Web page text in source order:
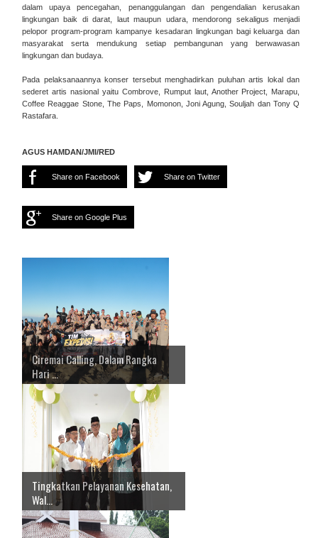
dalam upaya pencegahan, penanggulangan dan pengendalian kerusakan
lingkungan baik di darat, laut maupun udara, mendorong sekaligus menjadi
pelopor program-program kampanye kesadaran lingkungan bagi keluarga dan
masyarakat serta mendukung setiap pembangunan yang berwawasan
lingkungan dan budaya.
Pada pelaksanaannya konser tersebut menghadirkan puluhan artis lokal dan
sederet artis nasional yaitu Combrove, Rumput laut, Another Project, Marapu,
Coffee Reaggae Stone, The Paps, Momonon, Joni Agung, Souljah dan Tony Q
Rastafara.
AGUS HAMDAN/JMI/RED
Share on Facebook Share on Twitter
Share on Google Plus
Ciremai Calling, Dalam Rangka
Hari ...
Tingkatkan Pelayanan Kesehatan,
Wal...